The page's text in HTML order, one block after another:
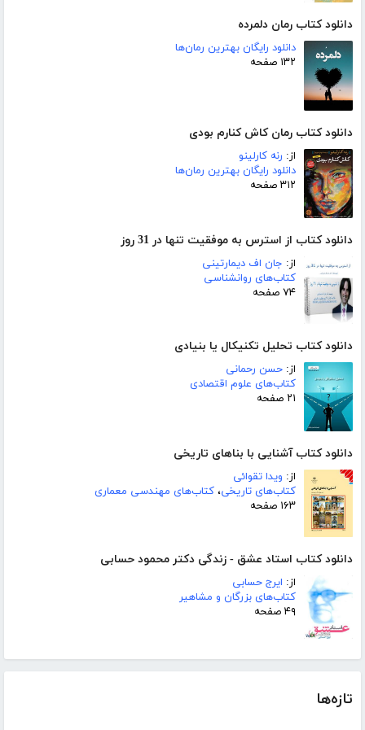
دانلود کتاب رمان دلمرده
دانلود رایگان بهترین رمان‌ها
۱۳۲ صفحه
دانلود کتاب رمان کاش کنارم بودی
از: رنه کارلینو
دانلود رایگان بهترین رمان‌ها
۳۱۲ صفحه
دانلود کتاب از استرس به موفقیت تنها در 31 روز
از: جان اف دیمارتینی
کتاب‌های روانشناسی
۷۴ صفحه
دانلود کتاب تحلیل تکنیکال یا بنیادی
از: حسن رحمانی
کتاب‌های علوم اقتصادی
۲۱ صفحه
دانلود کتاب آشنایی با بناهای تاریخی
از: ویدا تقوائی
کتاب‌های تاریخی، کتاب‌های مهندسی معماری
۱۶۳ صفحه
دانلود کتاب استاد عشق - زندگی دکتر محمود حسابی
از: ایرج حسابی
کتاب‌های بزرگان و مشاهیر
۴۹ صفحه
تازه‌ها